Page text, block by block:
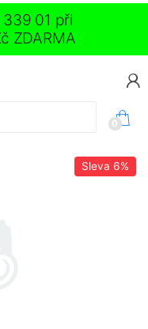
339 01 při
ZDARMA
0
Sleva 6%